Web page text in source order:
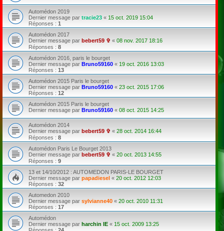
Automédon 2019
Dernier message par tracie23 « 15 oct. 2019 15:04
Réponses : 1
Automédon 2017
Dernier message par bebert59 ✞ « 08 nov. 2017 18:16
Réponses : 8
Automédon 2016, paris le bourget
Dernier message par Bruno59160 « 19 oct. 2016 13:03
Réponses : 13
Automédon 2015 Paris le bourget
Dernier message par Bruno59160 « 23 oct. 2015 17:06
Réponses : 12
Automédon 2015 Paris le bourget
Dernier message par Bruno59160 « 08 oct. 2015 14:25
Automédon 2014
Dernier message par bebert59 ✞ « 28 oct. 2014 16:44
Réponses : 8
Automédon Paris Le Bourget 2013
Dernier message par bebert59 ✞ « 20 oct. 2013 14:55
Réponses : 9
13 et 14/10/2012 : AUTOMEDON PARIS-LE BOURGET
Dernier message par papadiesel « 20 oct. 2012 12:03
Réponses : 32
Automedon 2010
Dernier message par sylvianne40 « 20 oct. 2010 11:31
Réponses : 17
Automédon
Dernier message par harchin IE « 15 oct. 2009 13:25
Réponses : 24